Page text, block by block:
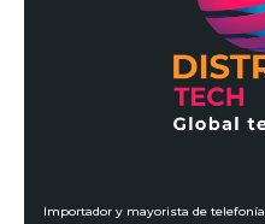
Importador y mayorista de